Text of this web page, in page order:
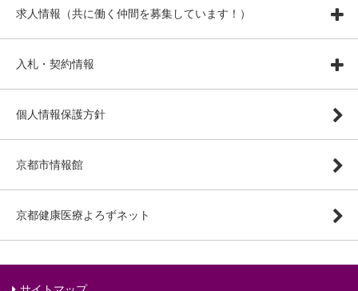
求人情報（共に働く仲間を募集しています！）
入札・契約情報
個人情報保護方針
京都市情報館
京都健康医療よろずネット